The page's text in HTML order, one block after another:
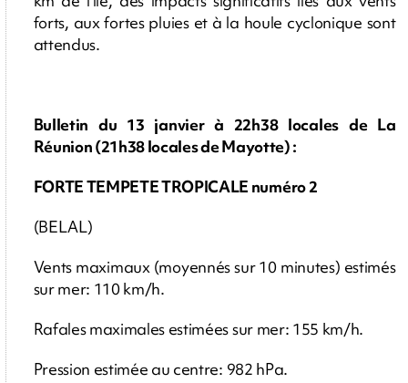
forts, aux fortes pluies et à la houle cyclonique sont
attendus.
Bulletin du 13 janvier à 22h38 locales de La
Réunion (21h38 locales de Mayotte) :
FORTE TEMPETE TROPICALE numéro 2
(BELAL)
Vents maximaux (moyennés sur 10 minutes) estimés
sur mer: 110 km/h.
Rafales maximales estimées sur mer: 155 km/h.
Pression estimée au centre: 982 hPa.